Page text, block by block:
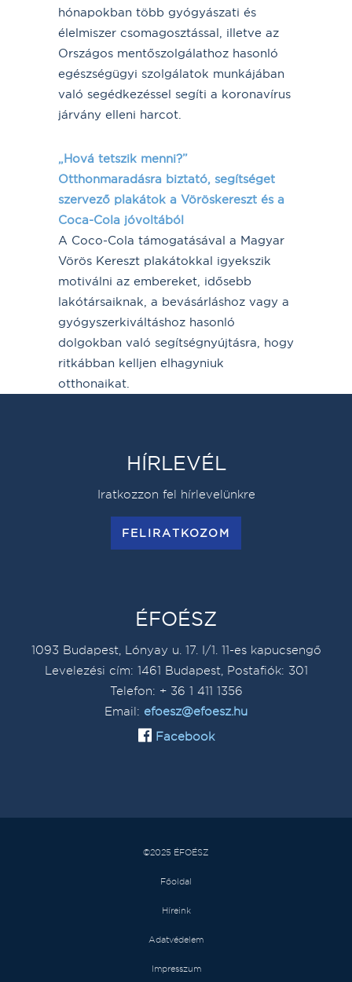
hónapokban több gyógyászati és
élelmiszer csomagosztással, illetve az
Országos mentőszolgálathoz hasonló
egészségügyi szolgálatok munkájában
való segédkezéssel segíti a koronavírus
járvány elleni harcot.
„Hová tetszik menni?”
Otthonmaradásra biztató, segítséget
szervező plakátok a Vöröskereszt és a
Coca-Cola jóvoltából
A Coco-Cola támogatásával a Magyar
Vörös Kereszt plakátokkal igyekszik
motiválni az embereket, idősebb
lakótársaiknak, a bevásárláshoz vagy a
gyógyszerkiváltáshoz hasonló
dolgokban való segítségnyújtásra, hogy
ritkábban kelljen elhagyniuk
otthonaikat.
HÍRLEVÉL
Iratkozzon fel hírlevelünkre
FELIRATKOZOM
ÉFOÉSZ
1093 Budapest, Lónyay u. 17. I/1. 11-es kapucsengő
Levelezési cím: 1461 Budapest, Postafiók: 301
Telefon: + 36 1 411 1356
Email: efoesz@efoesz.hu
Facebook
©2025 ÉFOÉSZ
Főoldal
Híreink
Adatvédelem
Impresszum